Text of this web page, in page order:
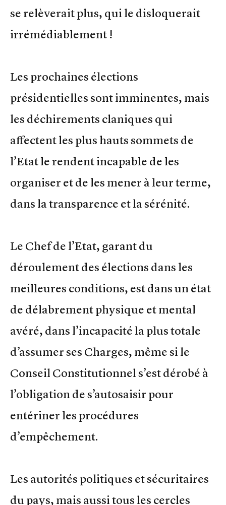
se relèverait plus, qui le disloquerait
irrémédiablement !
Les prochaines élections
présidentielles sont imminentes, mais
les déchirements claniques qui
affectent les plus hauts sommets de
l’Etat le rendent incapable de les
organiser et de les mener à leur terme,
dans la transparence et la sérénité.
Le Chef de l’Etat, garant du
déroulement des élections dans les
meilleures conditions, est dans un état
de délabrement physique et mental
avéré, dans l’incapacité la plus totale
d’assumer ses Charges, même si le
Conseil Constitutionnel s’est dérobé à
l’obligation de s’autosaisir pour
entériner les procédures
d’empêchement.
Les autorités politiques et sécuritaires
du pays, mais aussi tous les cercles